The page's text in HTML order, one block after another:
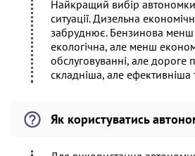
Найкращий вибір автономки
ситуації. Дизельна
забруднює. Бензинова менш
екологічна, але менш
обслуговуванні, але дороге
складніша, але ефективніша
Як користуватись